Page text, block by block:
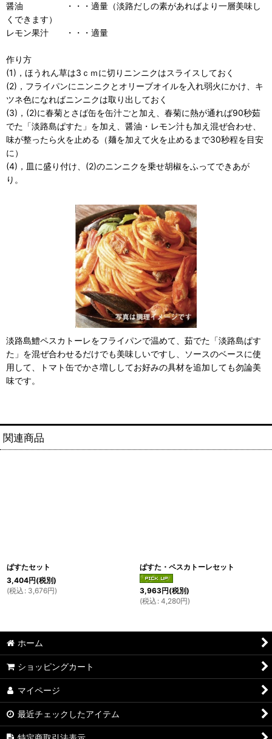
醤油 ・・・適量（淡路だしの素があればより一層美味し
くできます）
レモン果汁 ・・・適量
作り方
(1)，ほうれん草は3ｃｍに切りニンニクはスライスしておく
(2)，フライパンにニンニクとオリーブオイルを入れ弱火にかけ、キ
ツネ色になればニンニクは取り出しておく
(3)，(2)に春菊とさば缶を缶汁ごと加え、春菊に熱が通れば90秒茹
でた「淡路島ぱすた」を加え、醤油・レモン汁も加え混ぜ合わせ、
味が整ったら火を止める（麺を加えて火を止めるまで30秒程を目安
に）
(4)，皿に盛り付け、(2)のニンニクを乗せ胡椒をふってできあが
り。
淡路島鱧ペスカトーレをフライパンで温めて、茹でた「淡路島ぱす
た」を混ぜ合わせるだけでも美味しいですし、ソースのベースに使
用して、トマト缶でかさ増ししてお好みの具材を追加しても勿論美
味です。
関連商品
ぱすたセット
3,404円(税別)
(税込 : 3,676円)
ぱすた・ペスカトーレセット
3,963円(税別)
(税込 : 4,280円)
ホーム
ショッピングカート
マイページ
最近チェックしたアイテム